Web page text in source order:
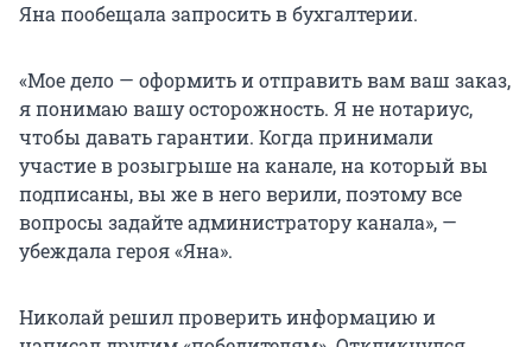
Яна пообещала запросить в бухгалтерии.
«Мое дело — оформить и отправить вам ваш заказ,
я понимаю вашу осторожность. Я не нотариус,
чтобы давать гарантии. Когда принимали
участие в розыгрыше на канале, на который вы
подписаны, вы же в него верили, поэтому все
вопросы задайте администратору канала», —
убеждала героя «Яна».
Николай решил проверить информацию и